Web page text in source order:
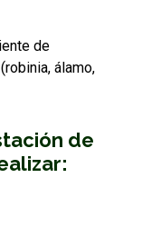
de
álamo,
de